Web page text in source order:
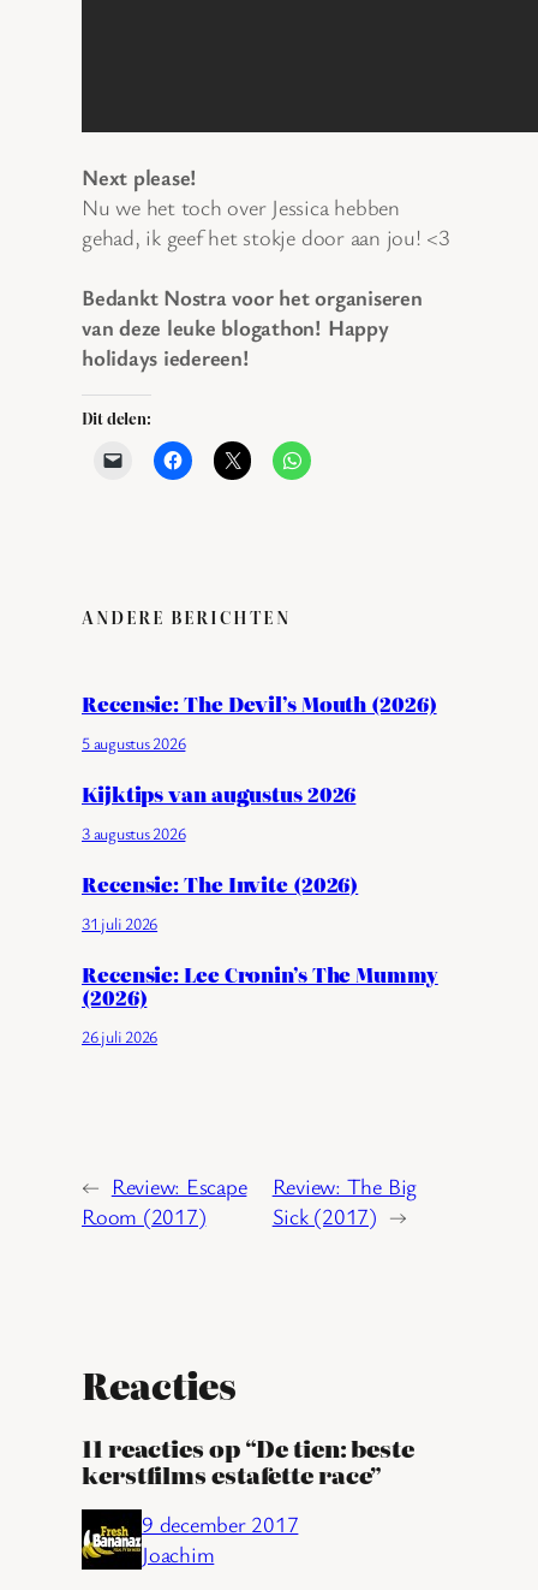
Next please!
Nu we het toch over Jessica hebben
gehad, ik geef het stokje door aan jou! <3
Bedankt Nostra voor het organiseren
van deze leuke blogathon! Happy
holidays iedereen!
Dit delen:
ANDERE BERICHTEN
Recensie: The Devil’s Mouth (2026)
5 augustus 2026
Kijktips van augustus 2026
3 augustus 2026
Recensie: The Invite (2026)
31 juli 2026
Recensie: Lee Cronin’s The Mummy
(2026)
26 juli 2026
← Review: Escape
Room (2017)
Review: The Big
Sick (2017) →
Reacties
11 reacties op “De tien: beste
kerstfilms estafette race”
9 december 2017
Joachim